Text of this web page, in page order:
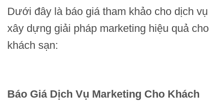
Dưới đây là báo giá tham khảo cho dịch vụ
xây dựng giải pháp marketing hiệu quả cho
khách sạn:
Báo Giá Dịch Vụ Marketing Cho Khách